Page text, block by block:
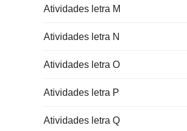
Atividades letra M
Atividades letra N
Atividades letra O
Atividades letra P
Atividades letra Q